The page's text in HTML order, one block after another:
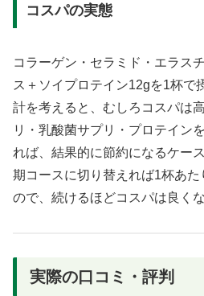
コスパの実態
コラーゲン・セラミド・エラス
ス＋ソイプロテイン12gを1杯で
計を考えると、むしろコスパは
リ・乳酸菌サプリ・プロテイン
れば、結果的に節約になるケー
期コースに切り替えれば1杯あ
ので、続けるほどコスパは良く
実際の口コミ・評判